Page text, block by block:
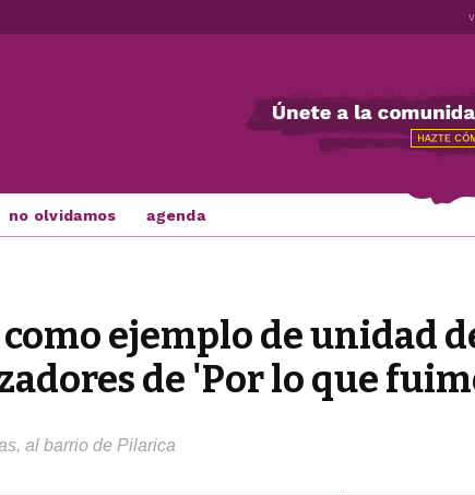
no olvidamos agenda
ejemplo de unidad
de 'Por lo que
al barrio de Pilarica